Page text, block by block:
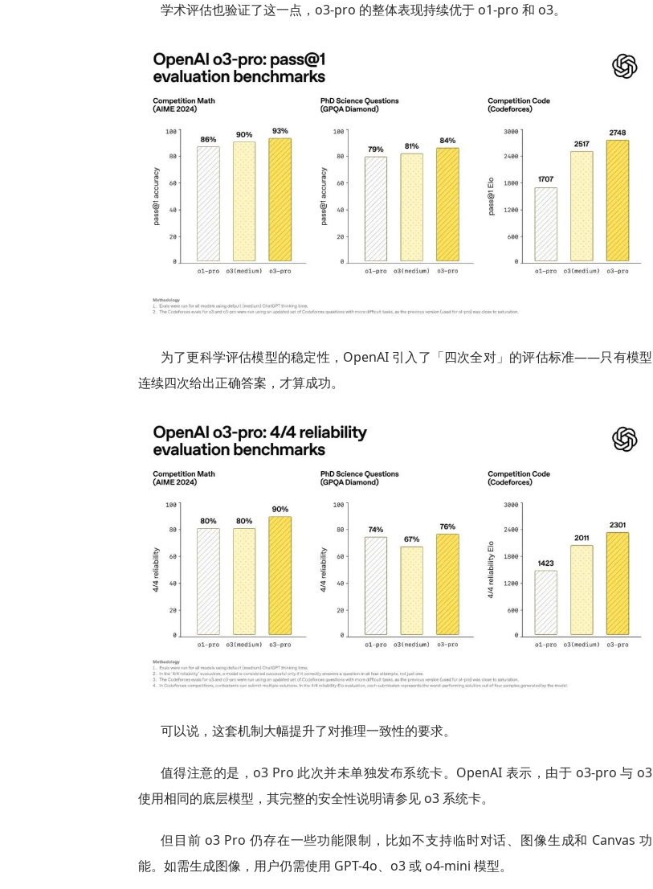
学术评估也验证了这一点，o3-pro 的整体表现持续优于 o1-pro 和 o3。
为了更科学评估模型的稳定性，OpenAI 引入了「四次全对」的评估标准——只有模型
连续四次给出正确答案，才算成功。
可以说，这套机制大幅提升了对推理一致性的要求。
值得注意的是，o3 Pro 此次并未单独发布系统卡。OpenAI 表示，由于 o3-pro 与 o3
使用相同的底层模型，其完整的安全性说明请参见 o3 系统卡。
但目前 o3 Pro 仍存在一些功能限制，比如不支持临时对话、图像生成和 Canvas 功
能。如需生成图像，用户仍需使用 GPT-4o、o3 或 o4-mini 模型。